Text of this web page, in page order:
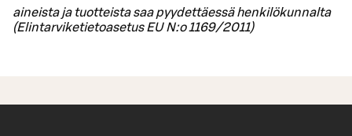
aineista ja tuotteista saa pyydettäessä henkilökunnalta
(Elintarviketietoasetus EU N:o 1169/2011)